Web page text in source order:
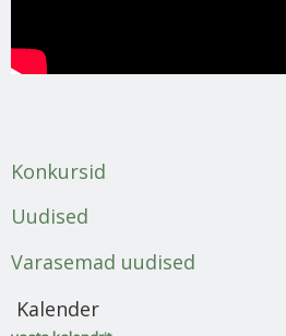
Konkursid
Uudised
Varasemad uudised
Kalender